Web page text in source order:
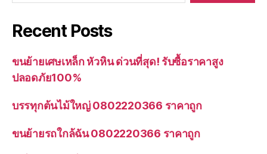
Recent Posts
ขนย้ายเศษเหล็ก หัวหิน ด่วนที่สุด! รับซื้อราคาสูง
ปลอดภัย100%
บรรทุกต้นไม้ใหญ่ 0802220366 ราคาถูก
ขนย้ายรถใกล้ฉัน 0802220366 ราคาถูก